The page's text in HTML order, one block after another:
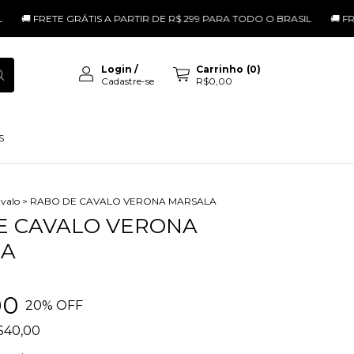
GRÁTIS A PARTIR DE R$ 299 PARA TODO O BRASIL 🚚 FRETE
Login /
Cadastre-se
Carrinho (0)
R$0,00
> RABO DE CAVALO VERONA MARSALA
CAVALO VERONA
20% OFF